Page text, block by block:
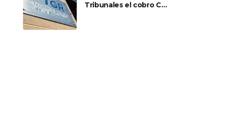
Tribunales el cobro CAE